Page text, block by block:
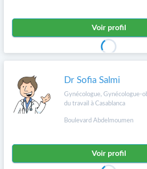
Voir profil
Dr Sofia Salmi
Gynécologue, Gynécologue-
du travail à Casablanca
Boulevard Abdelmoumen
Voir profil